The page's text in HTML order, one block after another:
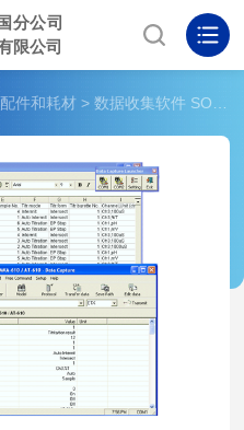
分公司
限公司
件和耗材 > 数据收集软件 SOFT-CAP